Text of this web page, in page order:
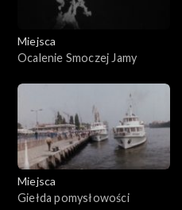
Miejsca
Ocalenie Smoczej Jamy
Miejsca
Giełda pomysłowości